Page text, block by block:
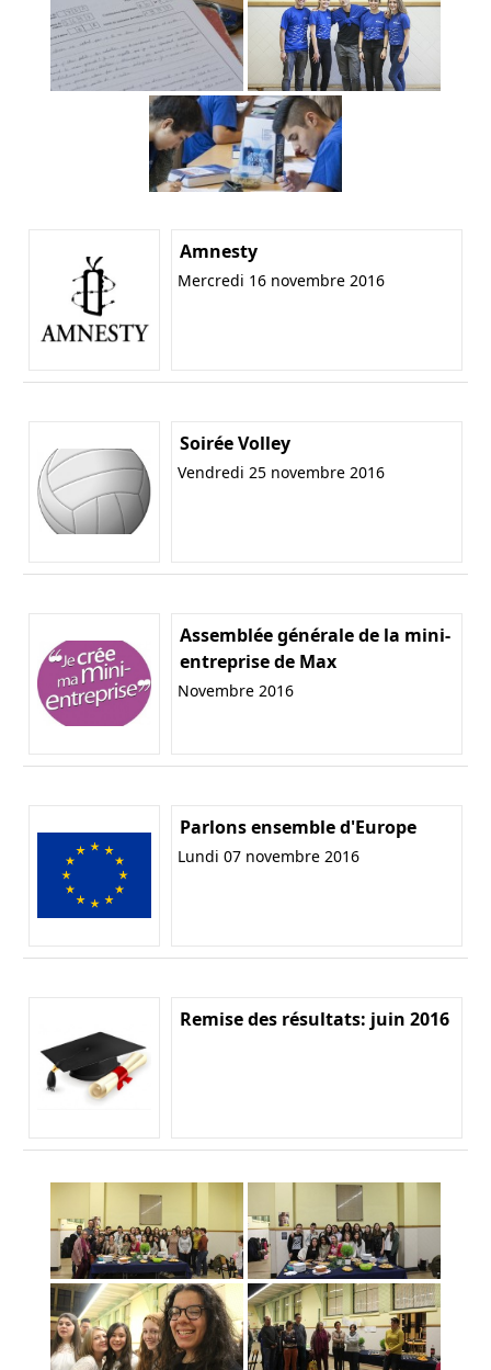
Amnesty
Mercredi 16 novembre 2016
Soirée Volley
Vendredi 25 novembre 2016
Assemblée générale de la mini-
entreprise de Max
Novembre 2016
Parlons ensemble d'Europe
Lundi 07 novembre 2016
Remise des résultats: juin 2016